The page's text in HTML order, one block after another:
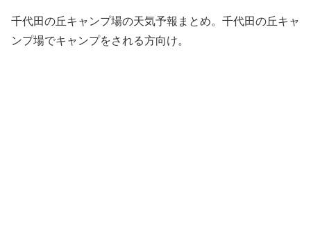
千代田の丘キャンプ場の天気予報まとめ。千代田の丘キャ
ンプ場でキャンプをされる方向け。